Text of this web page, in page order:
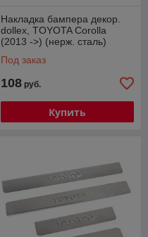
Накладка бампера декор.
dollex, TOYOTA Corolla
(2013 ->) (нерж. сталь)
Под заказ
108 руб.
Купить